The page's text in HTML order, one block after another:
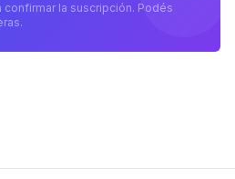
confirmar la suscripción. Podés